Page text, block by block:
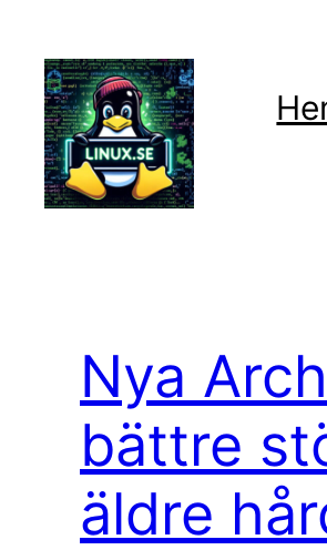
innehåll
Nya
bättre
äldre